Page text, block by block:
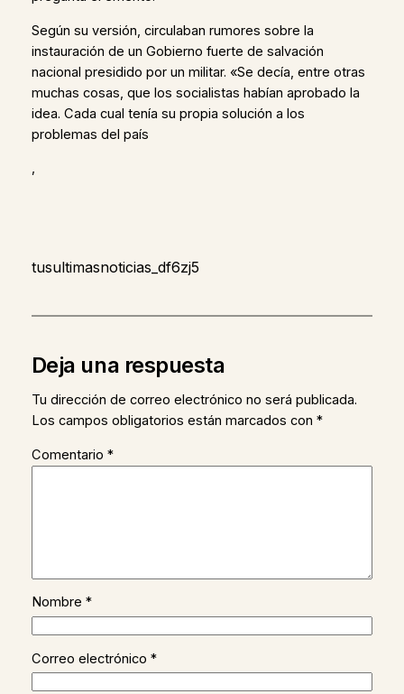
Según su versión, circulaban rumores sobre la
instauración de un Gobierno fuerte de salvación
nacional presidido por un militar. «Se decía, entre otras
muchas cosas, que los socialistas habían aprobado la
idea. Cada cual tenía su propia solución a los
problemas del país
,
tusultimasnoticias_df6zj5
Deja una respuesta
Tu dirección de correo electrónico no será publicada.
Los campos obligatorios están marcados con *
Comentario *
Nombre *
Correo electrónico *